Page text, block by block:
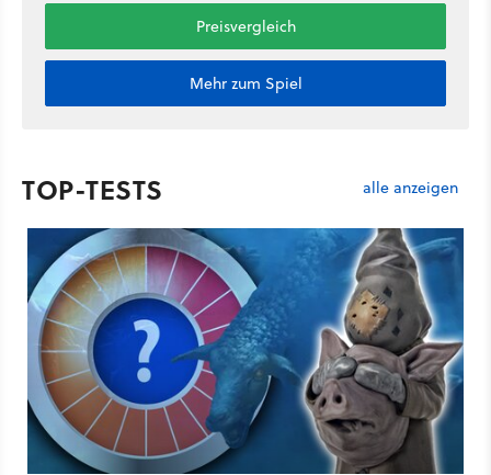
Preisvergleich
Mehr zum Spiel
TOP-TESTS alle anzeigen